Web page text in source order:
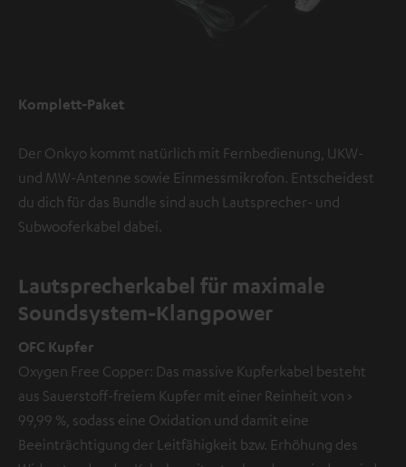
Komplett-Paket
Der Onkyo kommt natürlich mit Fernbedienung, UKW-
und MW-Antenne sowie Einmessmikrofon. Entscheidest
du dich für das Bundle sind auch Lautsprecher- und
Subwooferkabel dabei.
Lautsprecherkabel für maximale
Soundsystem-Klangpower
OFC Kupfer
Oxygen Free Copper: Das massive Kupferkabel besteht
aus Sauerstoff-freiem Kupfer mit einer Reinheit von >
99,99 %, sodass eine Oxidation und damit eine
Beeinträchtigung der Leitfähigkeit bzw. Erhöhung des